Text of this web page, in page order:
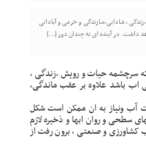
، شادابی،سازندگی و خرمی و آبادانی
داشت. در آینده ای نه چندان دور […]
سرچشمه حیات و رویش ،زندگی ،
اب باشد علاوه بر عقب ماندگی،
آب ونیاز به ان ممکن است شکل
سطحی و روان ابها و ذخیره لازم
کشاورزی و صنعتی ، برون رفت از